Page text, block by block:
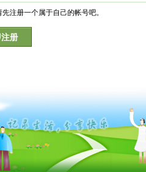
注册一个属于自己的帐号吧。
册